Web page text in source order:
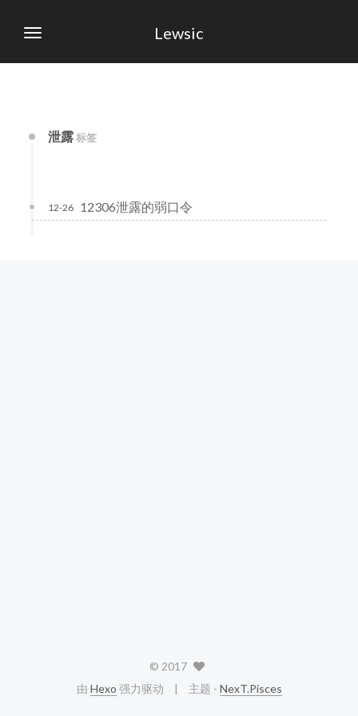
Lewsic
泄露标签
12306泄露的弱口令
12-26
© 2017
由 Hexo 强力驱动 主题 - NexT.Pisces